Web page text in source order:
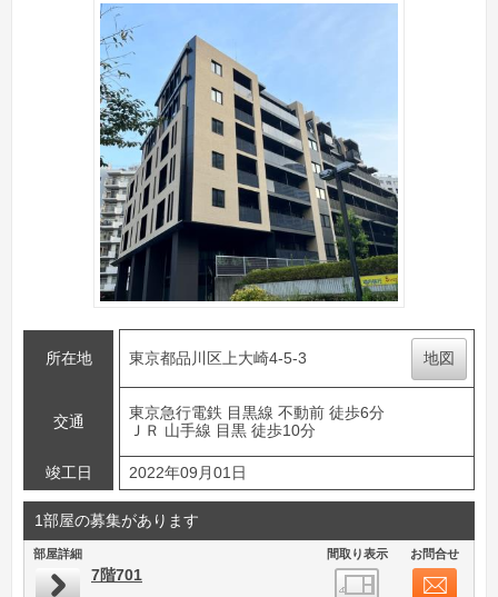
所在地 東京都品川区上大崎4-5-3 地図
交通
東京急行電鉄 目黒線 不動前 徒歩6分
ＪＲ 山手線 目黒 徒歩10分
竣工日 2022年09月01日
1部屋の募集があります
部屋詳細 間取り表示 お問合せ
7階701